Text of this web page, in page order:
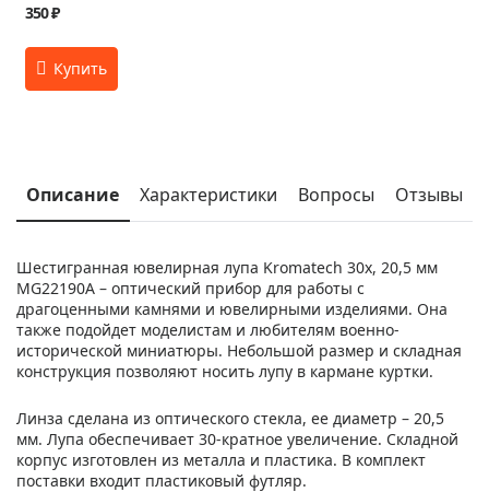
350 ₽
Описание Характеристики Вопросы Отзывы
Шестигранная ювелирная лупа Kromatech 30x, 20,5 мм
MG22190A – оптический прибор для работы с
драгоценными камнями и ювелирными изделиями. Она
также подойдет моделистам и любителям военно-
исторической миниатюры. Небольшой размер и складная
конструкция позволяют носить лупу в кармане куртки.
Линза сделана из оптического стекла, ее диаметр – 20,5
мм. Лупа обеспечивает 30-кратное увеличение. Складной
корпус изготовлен из металла и пластика. В комплект
поставки входит пластиковый футляр.